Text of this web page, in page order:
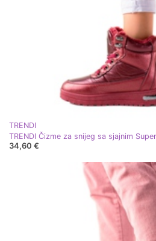
TRENDI
TRENDI Čizme za snijeg sa sjajnim
34,60 €